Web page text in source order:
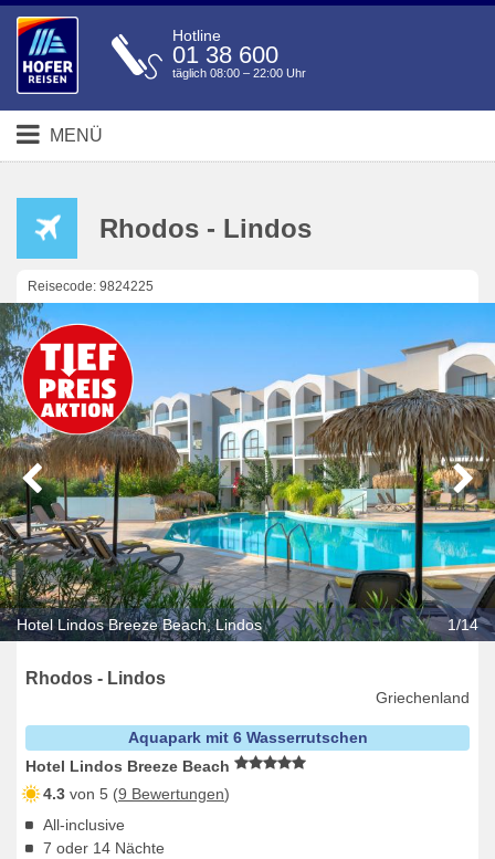
Hotline
01 38 600
täglich 08:00 – 22:00 Uhr
MENÜ
Rhodos - Lindos
Reisecode: 9824225
Hotel Lindos Breeze Beach, Lindos 1/14
Rhodos - Lindos
Griechenland
Aquapark mit 6 Wasserrutschen
Hotel Lindos Breeze Beach
4.3 von 5 (9 Bewertungen)
All-inclusive
7 oder 14 Nächte